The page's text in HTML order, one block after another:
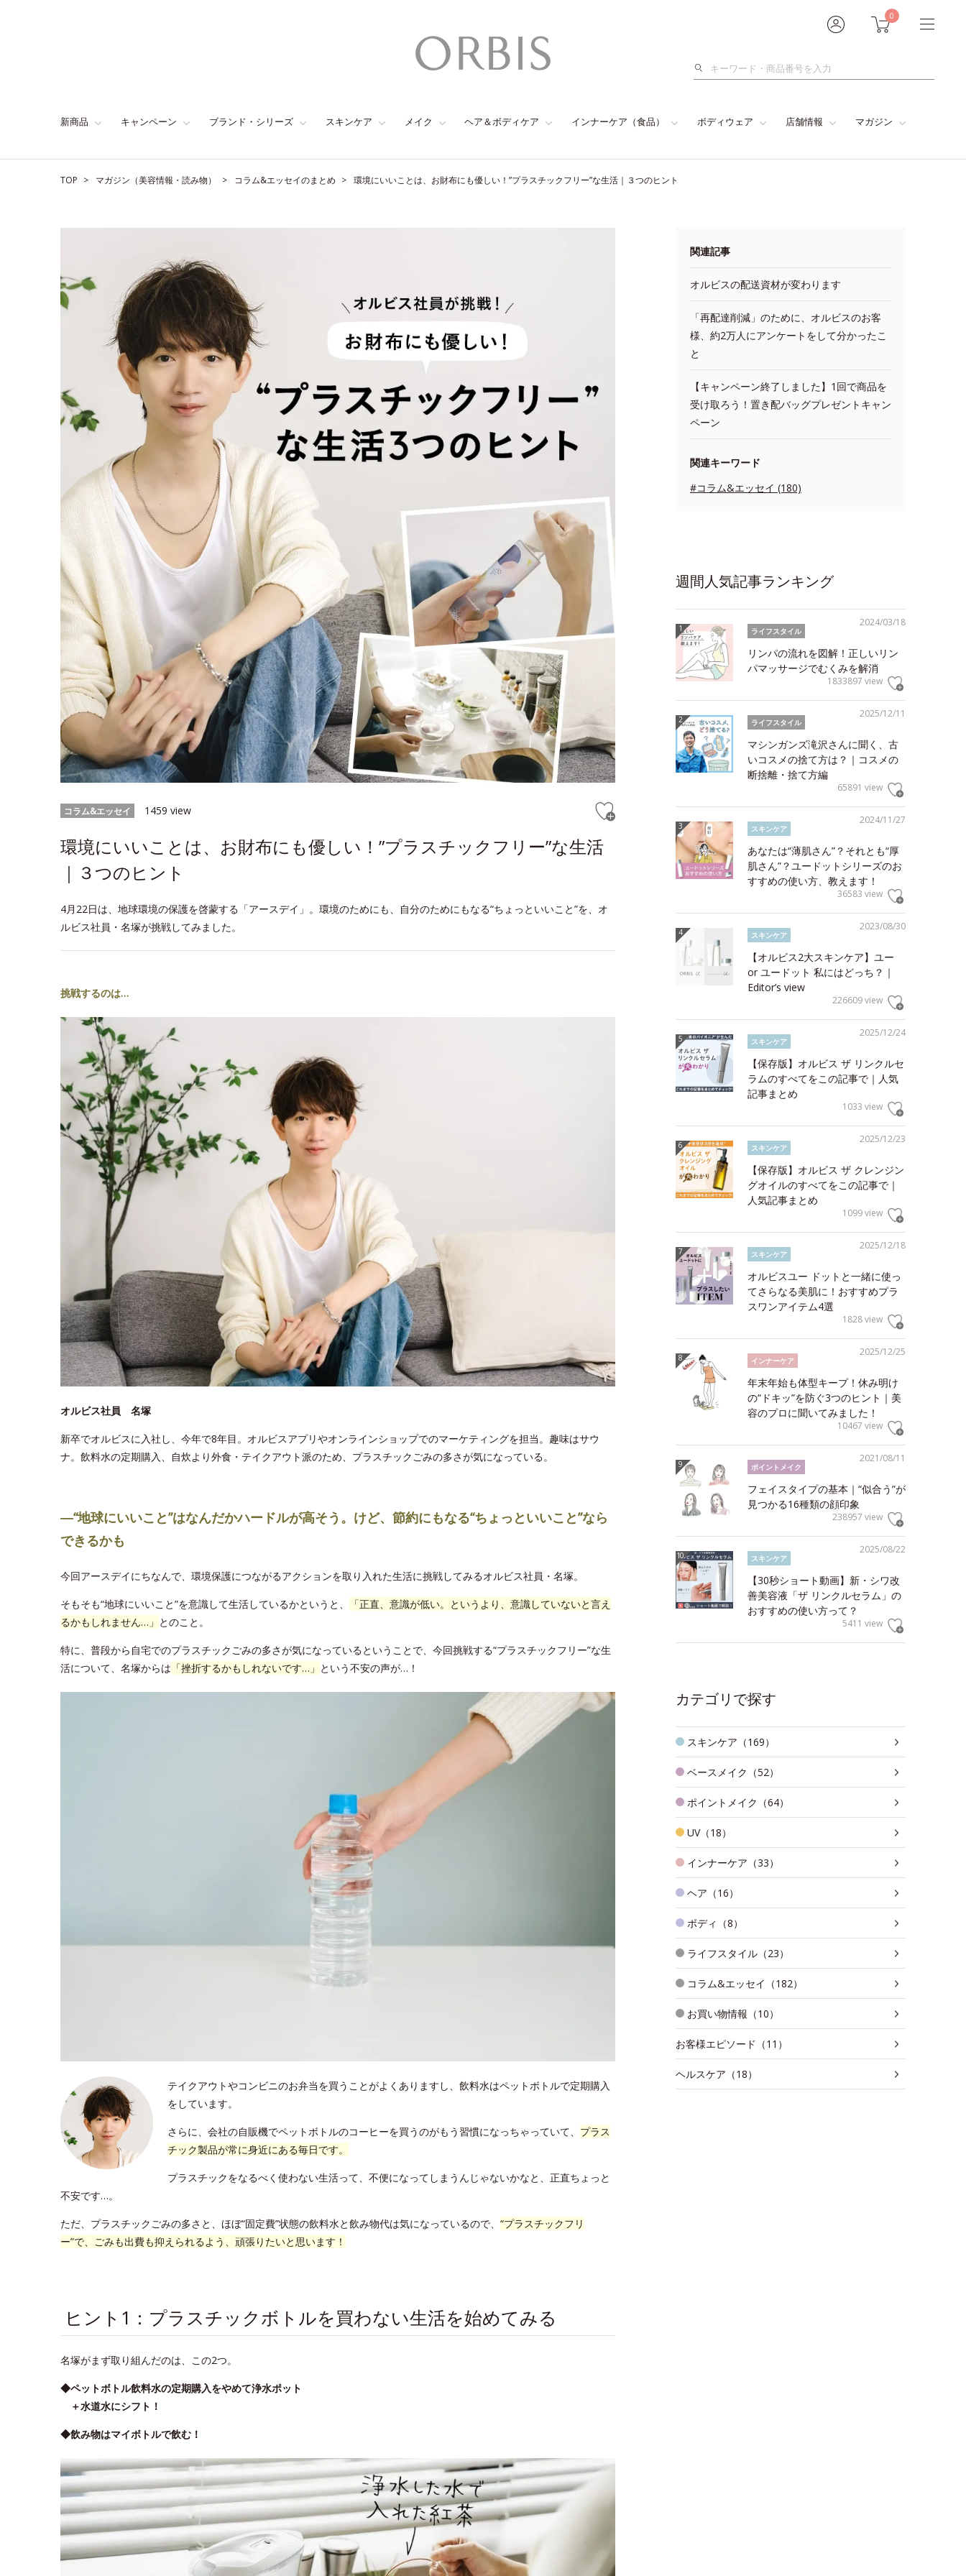
0
検
新商品 キャンペーン ブランド・シリーズ スキンケア メイク ヘア＆ボディケア インナーケア（食品） ボディウェア 店舗情報 マガジン
TOP マガジン（美容情報・読み物） コラム&エッセイのまとめ 環境にいいことは、お財布にも優しい！”プラスチックフリー”な生活｜３つのヒント
コラム&エッセイ 1459 view
環境にいいことは、お財布にも優しい！”プラスチックフリー”な生活
｜３つのヒント
4月22日は、地球環境の保護を啓蒙する「アースデイ」。環境のためにも、自分のためにもなる“ちょっといいこと”を、オ
ルビス社員・名塚が挑戦してみました。
挑戦するのは…
オルビス社員 名塚
新卒でオルビスに入社し、今年で8年目。オルビスアプリやオンラインショップでのマーケティングを担当。趣味はサウ
ナ。飲料水の定期購入、自炊より外食・テイクアウト派のため、プラスチックごみの多さが気になっている。
―“地球にいいこと”はなんだかハードルが高そう。けど、節約にもなる“ちょっといいこと”なら
できるかも
今回アースデイにちなんで、環境保護につながるアクションを取り入れた生活に挑戦してみるオルビス社員・名塚。
そもそも“地球にいいこと”を意識して生活しているかというと、
「正直、意識が低い。というより、意識していないと言え
るかもしれません…」 とのこと。
特に、普段から自宅でのプラスチックごみの多さが気になっているということで、今回挑戦する“プラスチックフリー”な生
活について、名塚からは 「挫折するかもしれないです…」 という不安の声が…！
テイクアウトやコンビニのお弁当を買うことがよくありますし、飲料水はペットボトルで定期購入
をしています。
さらに、会社の自販機でペットボトルのコーヒーを買うのがもう習慣になっちゃっていて、 プラス
チック製品が常に身近にある毎日です。
プラスチックをなるべく使わない生活って、不便になってしまうんじゃないかなと、正直ちょっと
不安です…。
ただ、プラスチックごみの多さと、ほぼ“固定費”状態の飲料水と飲み物代は気になっているので、 “プラスチックフリ
ー”で、ごみも出費も抑えられるよう、頑張りたいと思います！
ヒント1：プラスチックボトルを買わない生活を始めてみる
名塚がまず取り組んだのは、この2つ。
◆ペットボトル飲料水の定期購入をやめて浄水ポット
＋水道水にシフト！
◆飲み物はマイボトルで飲む！
関連記事
オルビスの配送資材が変わります
「再配達削減」のために、オルビスのお客
様、約2万人にアンケートをして分かったこ
と
【キャンペーン終了しました】1回で商品を
受け取ろう！置き配バッグプレゼントキャン
ペーン
関連キーワード
#コラム&エッセイ (180)
週間人気記事ランキング
2024/03/18
ライフスタイル
リンパの流れを図解！正しいリン
パマッサージでむくみを解消
1833897 view
2025/12/11
ライフスタイル
マシンガンズ滝沢さんに聞く、古
いコスメの捨て方は？｜コスメの
断捨離・捨て方編
65891 view
2024/11/27
スキンケア
あなたは“薄肌さん”？それとも“厚
肌さん”？ユードットシリーズのお
すすめの使い方、教えます！
36583 view
2023/08/30
スキンケア
【オルビス2大スキンケア】ユー
or ユードット 私にはどっち？｜
Editor’s view
226609 view
2025/12/24
スキンケア
【保存版】オルビス ザ リンクルセ
ラムのすべてをこの記事で｜人気
記事まとめ
1033 view
2025/12/23
スキンケア
【保存版】オルビス ザ クレンジン
グオイルのすべてをこの記事で｜
人気記事まとめ
1099 view
2025/12/18
スキンケア
オルビスユー ドットと一緒に使っ
てさらなる美肌に！おすすめプラ
スワンアイテム4選
1828 view
2025/12/25
インナーケア
年末年始も体型キープ！休み明け
の“ドキッ”を防ぐ3つのヒント｜美
容のプロに聞いてみました！
10467 view
2021/08/11
ポイントメイク
フェイスタイプの基本｜“似合う”が
見つかる16種類の顔印象
238957 view
2025/08/22
スキンケア
【30秒ショート動画】新・シワ改
善美容液「ザ リンクルセラム」の
おすすめの使い方って？
5411 view
カテゴリで探す
スキンケア（169）
ベースメイク（52）
ポイントメイク（64）
UV（18）
インナーケア（33）
ヘア（16）
ボディ（8）
ライフスタイル（23）
コラム&エッセイ（182）
お買い物情報（10）
お客様エピソード（11）
ヘルスケア（18）